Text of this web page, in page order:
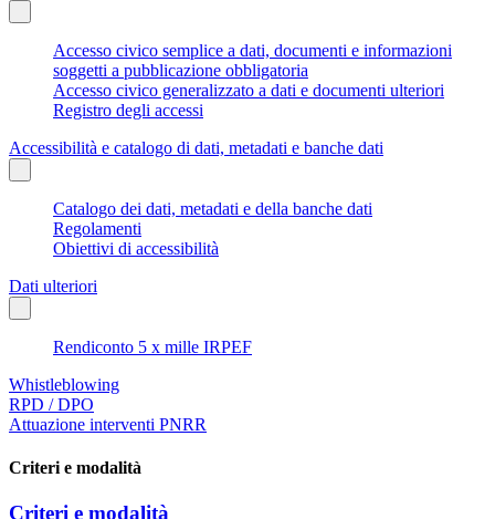
Accesso civico semplice a dati, documenti e informazioni
soggetti a pubblicazione obbligatoria
Accesso civico generalizzato a dati e documenti ulteriori
Registro degli accessi
Accessibilità e catalogo di dati, metadati e banche dati
Catalogo dei dati, metadati e della banche dati
Regolamenti
Obiettivi di accessibilità
Dati ulteriori
Rendiconto 5 x mille IRPEF
Whistleblowing
RPD / DPO
Attuazione interventi PNRR
Criteri e modalità
Criteri e modalità